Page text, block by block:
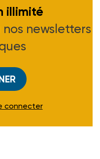
illimité
newsletters
connecter